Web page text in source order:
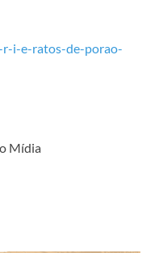
r-i-e-ratos-de-porao-
Mídia